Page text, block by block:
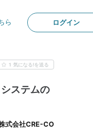
ら ログイン
1 気になる!を送る
ステムの
式会社CRE-CO